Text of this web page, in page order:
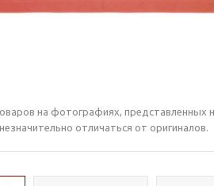
на фотографиях, представленных
незначительно отличаться от оригиналов.